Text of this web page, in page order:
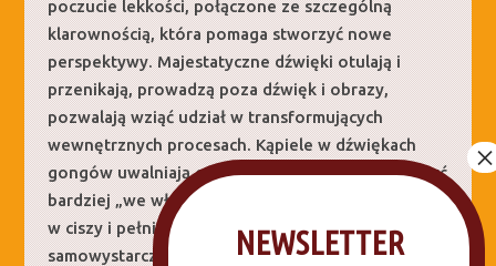
poczucie lekkości, połączone ze szczególną
klarownością, która pomaga stworzyć nowe
perspektywy. Majestatyczne dźwięki otulają i
przenikają, prowadzą poza dźwięk i obrazy,
pozwalają wziąć udział w transformujących
wewnętrznych procesach. Kąpiele w dźwiękach
gongów uwalniają od napięć i lęków, pomagają być
bardziej „we własnym ciele”. Dają możliwość bycia
w ciszy i pełni serca, które są cechami
samowystarczalnego prawdziwego Ja.
NEWSLETTER